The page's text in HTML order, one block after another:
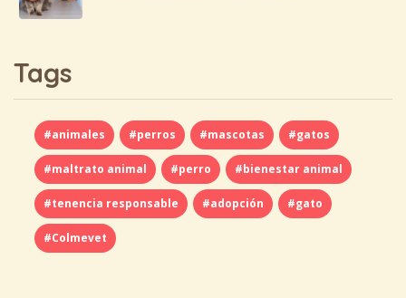
Tags
#animales #perros #mascotas #gatos
#maltrato animal #perro #bienestar animal
#tenencia responsable #adopción #gato
#Colmevet